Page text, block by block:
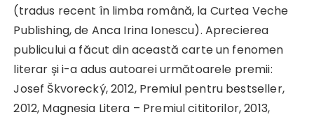
(tradus recent în limba română, la Curtea Veche
Publishing, de Anca Irina Ionescu). Aprecierea
publicului a făcut din această carte un fenomen
literar și i-a adus autoarei următoarele premii:
Josef Škvorecký, 2012, Premiul pentru bestseller,
2012, Magnesia Litera – Premiul cititorilor, 2013,